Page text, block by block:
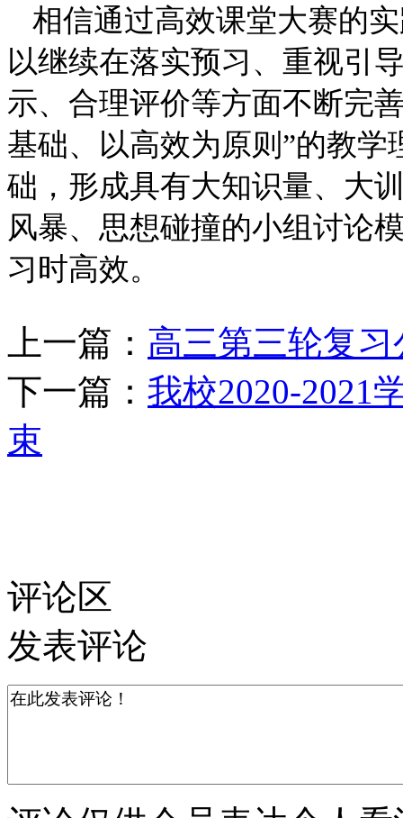
相信通过高效课堂大赛的
以继续在落实预习、重视引
示、合理评价等方面不断完
基础、以高效为原则”的教
础，形成具有大知识量、大
风暴、思想碰撞的小组讨论
习时高效。
上一篇： 高三第三轮复
下一篇： 我校2020-2021
束
评论区
发表评论